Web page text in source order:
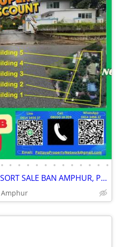
• • • • • • • • • • • • •
20m THB DISCOUNTED RESORT SALE BAN AMPHUR, PATTAYA
Amphur